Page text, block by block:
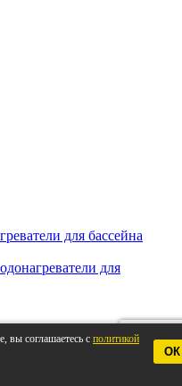
для бассейна
для
вы соглашаетесь с политикой
ОК